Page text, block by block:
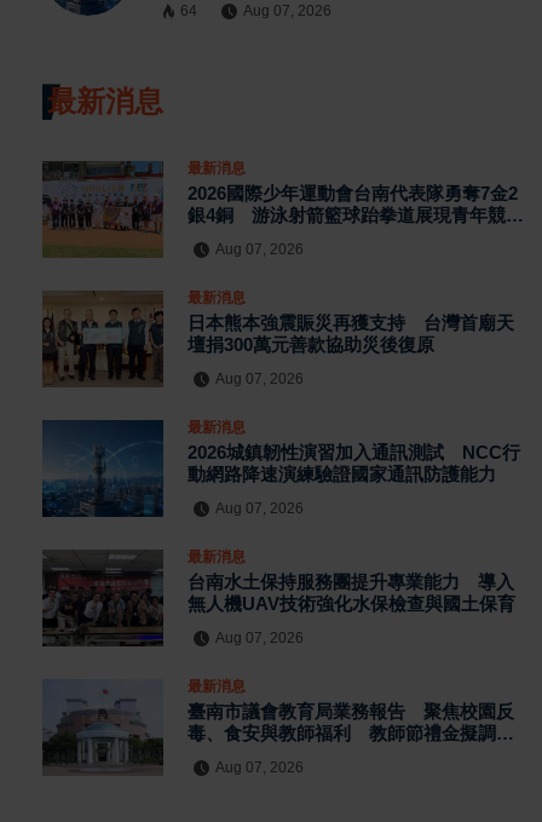
64 Aug 07, 2026
最新消息
最新消息
2026國際少年運動會台南代表隊勇奪7金2
銀4銅 游泳射箭籃球跆拳道展現青年競技
實力
Aug 07, 2026
最新消息
日本熊本強震賑災再獲支持 台灣首廟天
壇捐300萬元善款協助災後復原
Aug 07, 2026
最新消息
2026城鎮韌性演習加入通訊測試 NCC行
動網路降速演練驗證國家通訊防護能力
Aug 07, 2026
最新消息
台南水土保持服務團提升專業能力 導入
無人機UAV技術強化水保檢查與國土保育
Aug 07, 2026
最新消息
臺南市議會教育局業務報告 聚焦校園反
毒、食安與教師福利 教師節禮金擬調升
至千元
Aug 07, 2026